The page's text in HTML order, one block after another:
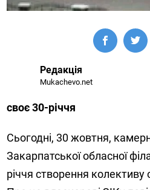
Редакція
Mukachevo.net
своє 30-річчя
Сьогодні, 30 жовтня,
Закарпатської обласної
річчя створення